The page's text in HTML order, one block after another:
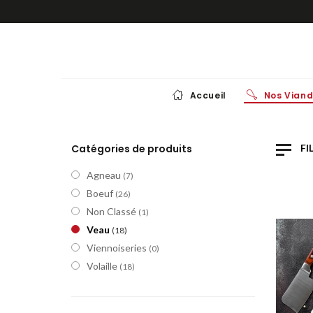
Accueil Nos
Catégories de produits
Agneau (7)
Boeuf (26)
Non Classé (1)
Veau (18)
Viennoiseries (0)
Volaille (18)